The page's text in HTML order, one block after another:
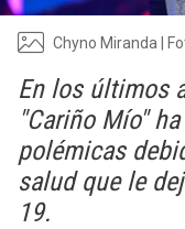
Chyno Miranda |
En los últimos
"Cariño Mío"
polémicas
salud que le
19.